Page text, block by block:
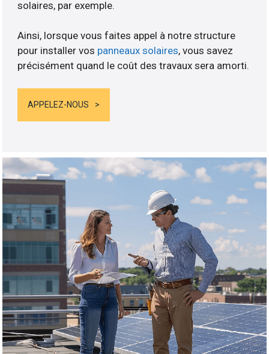
solaires, par exemple.
Ainsi, lorsque vous faites appel à notre structure
pour installer vos panneaux solaires, vous savez
précisément quand le coût des travaux sera amorti.
APPELEZ-NOUS